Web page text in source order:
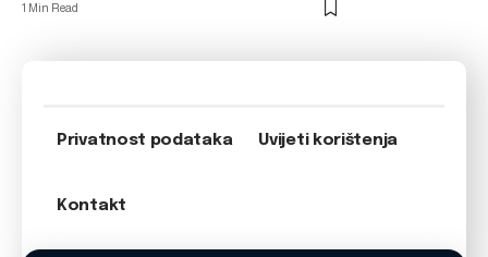
1 Min Read
Privatnost podataka Uvijeti korištenja
Kontakt